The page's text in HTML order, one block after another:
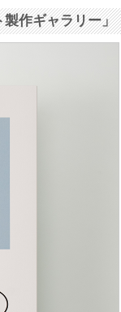
作ギャラリー」